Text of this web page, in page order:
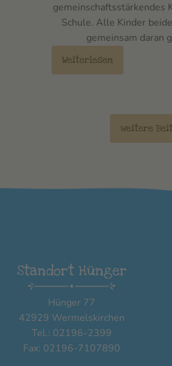
gemeinschaftsstärkendes
Schule. Alle Kinder
gemeinsam daran
Weiterlesen
weitere
Standort Hünger
Hünger 77
42929 Wermelskirchen
Tel.: 02196-2399
Fax: 02196-7107890